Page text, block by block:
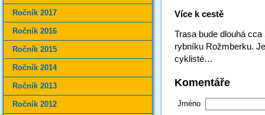
Více k cestě
Trasa bude dlouhá
rybníku Rožmberku.
cyklisté…
Komentáře
Jméno
Ročník 2017
Ročník 2016
Ročník 2015
Ročník 2014
Ročník 2013
Ročník 2012